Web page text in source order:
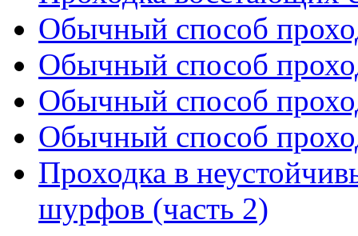
Обычный способ
Обычный способ
Обычный способ
Обычный способ
Проходка в
шурфов (часть 2)